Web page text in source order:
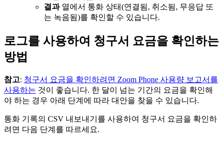
결과열에서 통화 상태(연결됨, 취소됨, 무응답 또
는 녹음됨)를 확인할 수 있습니다.
로그를 사용하여 청구서 요금을 확인하는
방법
참고: 청구서 요금을 확인하려면 Zoom Phone 사용량 보고서를
사용하는 것이 좋습니다. 한 달이 넘는 기간의 요금을 확인해
야 하는 경우 아래 단계에 따라 대안을 찾을 수 있습니다.
통화 기록의 CSV 내보내기를 사용하여 청구서 요금을 확인하
려면 다음 단계를 따르세요.